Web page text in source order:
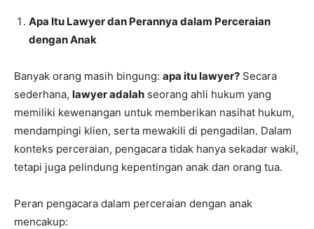
Apa Itu Lawyer dan Perannya dalam Perceraian
dengan Anak
Banyak orang masih bingung: apa itu lawyer? Secara
sederhana, lawyer adalah seorang ahli hukum yang
memiliki kewenangan untuk memberikan nasihat hukum,
mendampingi klien, serta mewakili di pengadilan. Dalam
konteks perceraian, pengacara tidak hanya sekadar wakil,
tetapi juga pelindung kepentingan anak dan orang tua.
Peran pengacara dalam perceraian dengan anak
mencakup: